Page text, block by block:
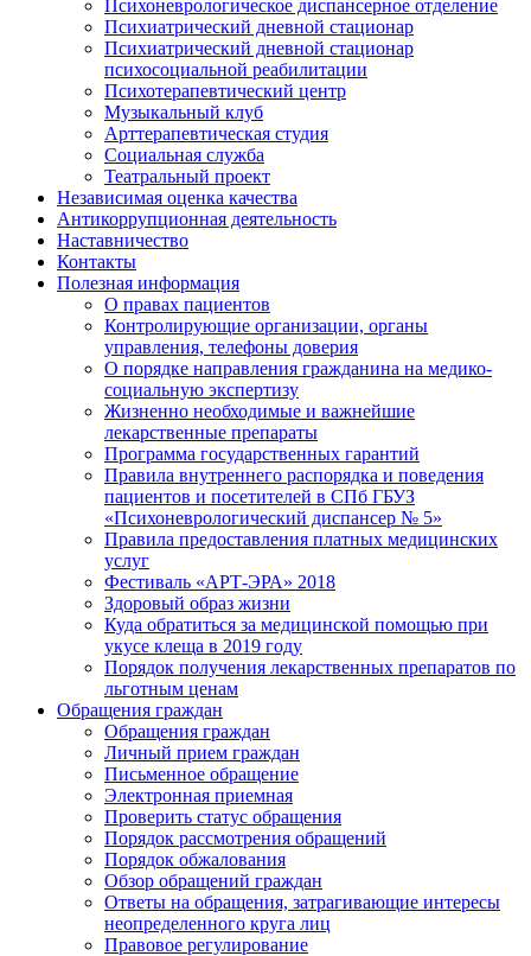
Психоневрологическое диспансерное отделение
Психиатрический дневной стационар
Психиатрический дневной стационар
психосоциальной реабилитации
Психотерапевтический центр
Музыкальный клуб
Арттерапевтическая студия
Социальная служба
Театральный проект
Независимая оценка качества
Антикоррупционная деятельность
Наставничество
Контакты
Полезная информация
О правах пациентов
Контролирующие организации, органы
управления, телефоны доверия
О порядке направления гражданина на медико-
социальную экспертизу
Жизненно необходимые и важнейшие
лекарственные препараты
Программа государственных гарантий
Правила внутреннего распорядка и поведения
пациентов и посетителей в СПб ГБУЗ
«Психоневрологический диспансер № 5»
Правила предоставления платных медицинских
услуг
Фестиваль «АРТ-ЭРА» 2018
Здоровый образ жизни
Куда обратиться за медицинской помощью при
укусе клеща в 2019 году
Порядок получения лекарственных препаратов по
льготным ценам
Обращения граждан
Обращения граждан
Личный прием граждан
Письменное обращение
Электронная приемная
Проверить статус обращения
Порядок рассмотрения обращений
Порядок обжалования
Обзор обращений граждан
Ответы на обращения, затрагивающие интересы
неопределенного круга лиц
Правовое регулирование